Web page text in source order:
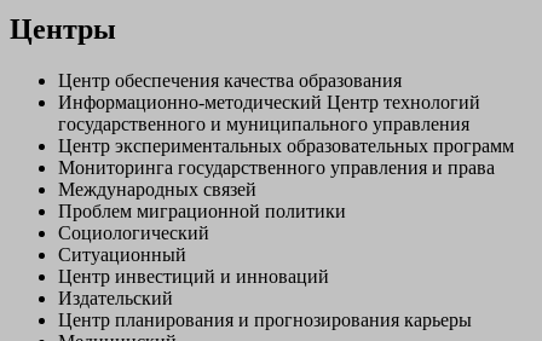
Центры
Центр обеспечения качества образования
Информационно-методический Центр технологий
государственного и муниципального управления
Центр экспериментальных образовательных программ
Мониторинга государственного управления и права
Международных связей
Проблем миграционной политики
Социологический
Ситуационный
Центр инвестиций и инноваций
Издательский
Центр планирования и прогнозирования карьеры